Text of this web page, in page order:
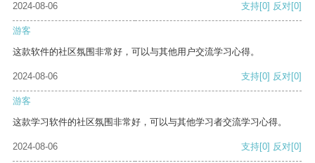
2024-08-06 支持[0] 反对[0]
游客
这款软件的社区氛围非常好，可以与其他用户交流学习心得。
2024-08-06 支持[0] 反对[0]
游客
这款学习软件的社区氛围非常好，可以与其他学习者交流学习心得。
2024-08-06 支持[0] 反对[0]